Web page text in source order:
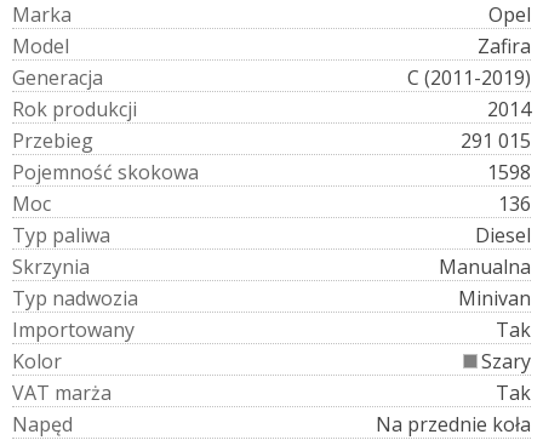
Marka
Opel
Model
Zafira
Generacja
C (2011-2019)
Rok produkcji
2014
Przebieg
291 015
Pojemność skokowa
1598
Moc
136
Typ paliwa
Diesel
Skrzynia
Manualna
Typ nadwozia
Minivan
Importowany
Tak
Kolor
Szary
VAT marża
Tak
Napęd
Na przednie koła